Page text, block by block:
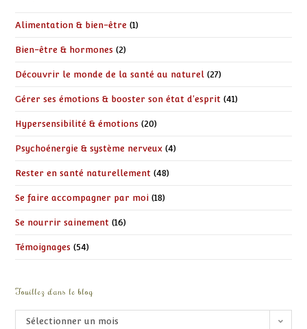
Alimentation & bien-être (1)
Bien-être & hormones (2)
Découvrir le monde de la santé au naturel (27)
Gérer ses émotions & booster son état d'esprit (41)
Hypersensibilité & émotions (20)
Psychoénergie & système nerveux (4)
Rester en santé naturellement (48)
Se faire accompagner par moi (18)
Se nourrir sainement (16)
Témoignages (54)
Fouillez dans le blog
Sélectionner un mois